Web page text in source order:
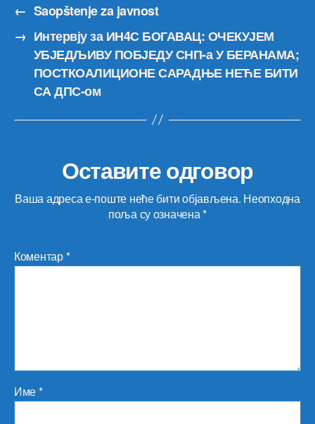
← Saopštenje za javnost
→ Интервју за ИН4С БОГАВАЦ: ОЧЕКУЈЕМ
УБЈЕДЉИВУ ПОБЈЕДУ СНП-а У БЕРАНАМА;
ПОСТКОАЛИЦИОНЕ САРАДЊЕ НЕЋЕ БИТИ
СА ДПС-ом
Оставите одговор
Ваша адреса е-поште неће бити објављена. Неопходна
поља су означена*
Коментар*
Име*